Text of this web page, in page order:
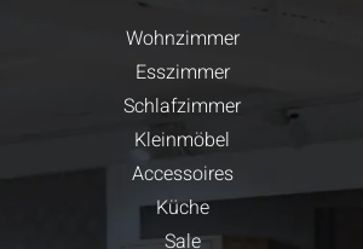
Wohnzimmer
Esszimmer
Schlafzimmer
Kleinmöbel
Accessoires
Küche
Sale